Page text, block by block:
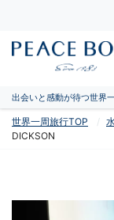
出会いと感動が待つ世界
世界一周旅行TOP
DICKSON